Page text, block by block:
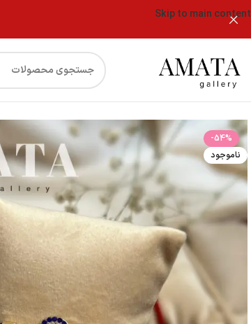
Skip to main content
-54%
ناموجود